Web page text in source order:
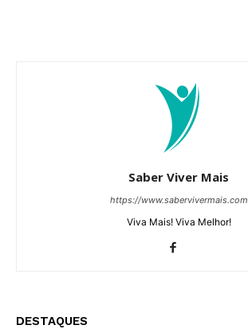
Saber Viver Mais
https://www.sabervivermais.com
Viva Mais! Viva Melhor!
DESTAQUES